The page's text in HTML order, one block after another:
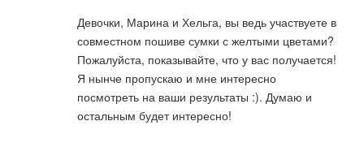
Девочки, Марина и Хельга, вы ведь участвуете в
совместном пошиве сумки с желтыми цветами?
Пожалуйста, показывайте, что у вас получается!
Я нынче пропускаю и мне интересно
посмотреть на ваши результаты :). Думаю и
остальным будет интересно!